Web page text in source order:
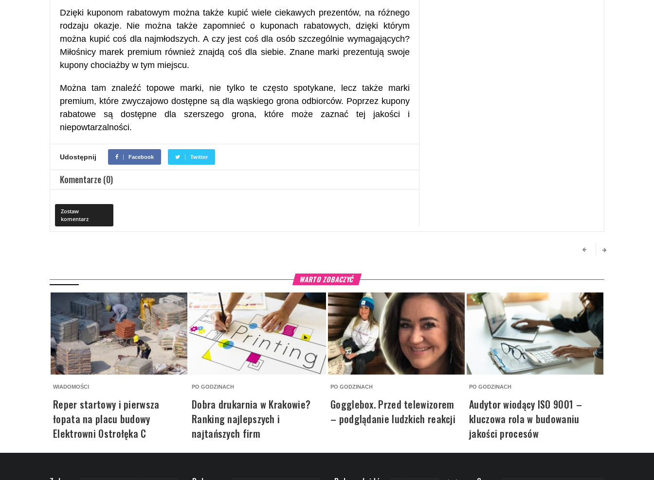
Dzięki kuponom rabatowym można także kupić wiele ciekawych prezentów, na różnego
rodzaju okazje. Nie można także zapomnieć o kuponach rabatowych, dzięki którym
można kupić coś dla najmłodszych. A czy jest coś dla osób szczególnie wymagających?
Miłośnicy marek premium również znajdą coś dla siebie. Znane marki prezentują swoje
kupony chociażby w tym miejscu.
Można tam znaleźć topowe marki, nie tylko te często spotykane, lecz także marki
premium, które zwyczajowo dostępne są dla wąskiego grona odbiorców. Poprzez kupony
rabatowe są dostępne dla szerszego grona, które może zaznać tej jakości i
niepowtarzalności.
Udostępnij Facebook Twitter
Komentarze (0)
Zostaw
komentarz
WARTO ZOBACZYĆ
WIADOMOŚCI
Reper startowy i pierwsza
łopata na placu budowy
Elektrowni Ostrołęka C
PO GODZINACH
Dobra drukarnia w Krakowie?
Ranking najlepszych i
najtańszych firm
PO GODZINACH
Gogglebox. Przed telewizorem
– podglądanie ludzkich reakcji
PO GODZINACH
Audytor wiodący ISO 9001 –
kluczowa rola w budowaniu
jakości procesów